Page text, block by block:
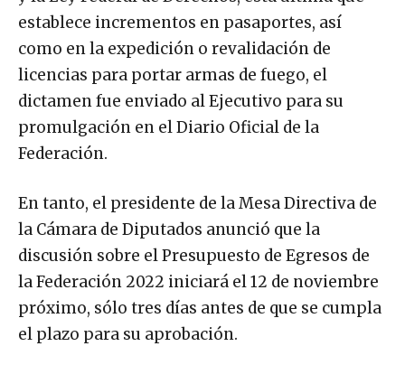
establece incrementos en pasaportes, así
como en la expedición o revalidación de
licencias para portar armas de fuego, el
dictamen fue enviado al Ejecutivo para su
promulgación en el Diario Oficial de la
Federación.
En tanto, el presidente de la Mesa Directiva de
la Cámara de Diputados anunció que la
discusión sobre el Presupuesto de Egresos de
la Federación 2022 iniciará el 12 de noviembre
próximo, sólo tres días antes de que se cumpla
el plazo para su aprobación.